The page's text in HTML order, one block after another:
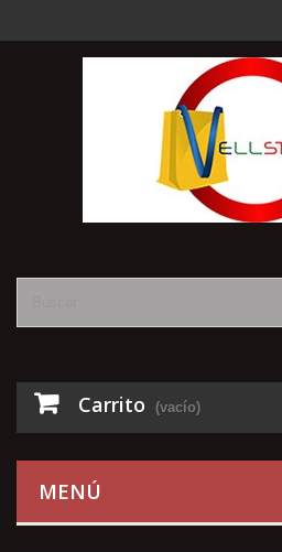
Carrito (vacío)
MENÚ